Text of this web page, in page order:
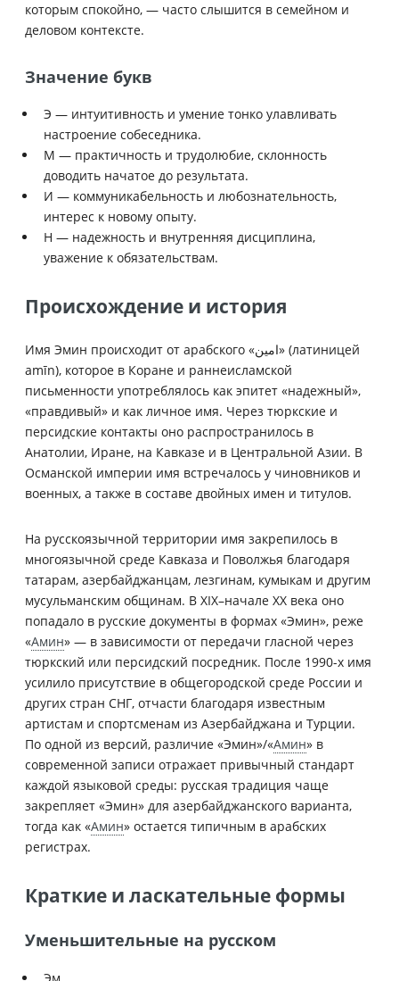
которым спокойно, — часто слышится в семейном и
деловом контексте.
Значение букв
Э — интуитивность и умение тонко улавливать
настроение собеседника.
М — практичность и трудолюбие, склонность
доводить начатое до результата.
И — коммуникабельность и любознательность,
интерес к новому опыту.
Н — надежность и внутренняя дисциплина,
уважение к обязательствам.
Происхождение и история
Имя Эмин происходит от арабского «امین» (латиницей
amīn), которое в Коране и раннеисламской
письменности употреблялось как эпитет «надежный»,
«правдивый» и как личное имя. Через тюркские и
персидские контакты оно распространилось в
Анатолии, Иране, на Кавказе и в Центральной Азии. В
Османской империи имя встречалось у чиновников и
военных, а также в составе двойных имен и титулов.
На русскоязычной территории имя закрепилось в
многоязычной среде Кавказа и Поволжья благодаря
татарам, азербайджанцам, лезгинам, кумыкам и другим
мусульманским общинам. В XIX–начале XX века оно
попадало в русские документы в формах «Эмин», реже
«Амин» — в зависимости от передачи гласной через
тюркский или персидский посредник. После 1990-х имя
усилило присутствие в общегородской среде России и
других стран СНГ, отчасти благодаря известным
артистам и спортсменам из Азербайджана и Турции.
По одной из версий, различие «Эмин»/«Амин» в
современной записи отражает привычный стандарт
каждой языковой среды: русская традиция чаще
закрепляет «Эмин» для азербайджанского варианта,
тогда как «Амин» остается типичным в арабских
регистрах.
Краткие и ласкательные формы
Уменьшительные на русском